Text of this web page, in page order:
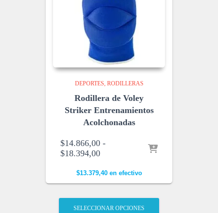
DEPORTES RODILLERAS
Rodillera de Voley
Striker Entrenamientos
Acolchonadas
$14.866,00 -
$18.394,00
n
g
d
$13.379,40en efectivo
SELECCIONAR OPCIONES